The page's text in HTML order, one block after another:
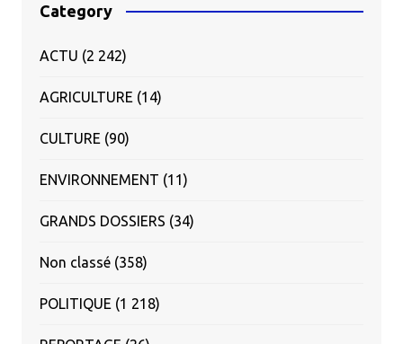
Category
ACTU (2 242)
AGRICULTURE (14)
CULTURE (90)
ENVIRONNEMENT (11)
GRANDS DOSSIERS (34)
Non classé(358)
POLITIQUE (1 218)